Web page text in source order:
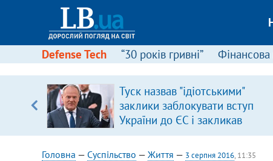
Defense Tech “30 років гривні” Фінансова
Туск назвав "ідіотськими"
заклики заблокувати вступ
України до ЄС і закликав
припинити антиукраїнську
риторику
Головна — Суспільство — Життя — 3 серпня 2016, 11:35